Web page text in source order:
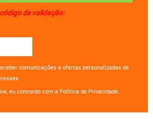
de validação:
comunicações e ofertas personalizadas de
eu concordo com a Política de Privacidade.